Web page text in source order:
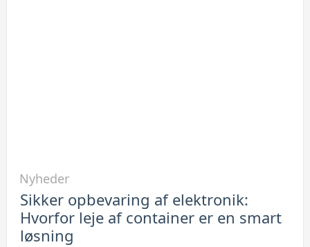
Sikker
opbevaring
Nyheder
Sikker opbevaring af elektronik:
Hvorfor leje af container er en smart
løsning